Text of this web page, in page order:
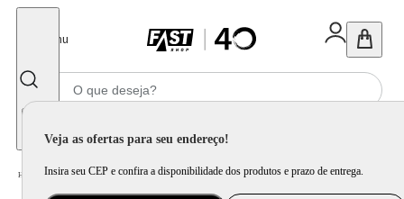
Menu
Veja as ofertas para seu endereço!
Insira seu CEP e confira a disponibilidade dos produtos e prazo de entrega.
Home Brinquedo e Colecionável / Brinquedo Esportivo, Ação e Aventura